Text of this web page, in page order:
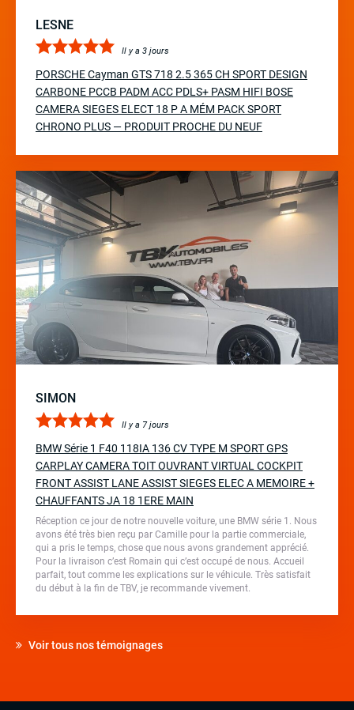
LESNE
Il y a 3 jours
PORSCHE Cayman GTS 718 2.5 365 CH SPORT DESIGN
CARBONE PCCB PADM ACC PDLS+ PASM HIFI BOSE
CAMERA SIEGES ELECT 18 P A MÉM PACK SPORT
CHRONO PLUS — PRODUIT PROCHE DU NEUF
SIMON
Il y a 7 jours
BMW Série 1 F40 118IA 136 CV TYPE M SPORT GPS
CARPLAY CAMERA TOIT OUVRANT VIRTUAL COCKPIT
FRONT ASSIST LANE ASSIST SIEGES ELEC A MEMOIRE +
CHAUFFANTS JA 18 1ERE MAIN
Réception ce jour de notre nouvelle voiture, une BMW série 1. Nous
avons été très bien reçu par Camille pour la partie commerciale,
qui a pris le temps, chose que nous avons grandement apprécié.
Pour la livraison c’est Romain qui c’est occupé de nous. Accueil
parfait, tout comme les explications sur le véhicule. Très satisfait
du début à la fin de TBV, je recommande vivement.
Voir tous nos témoignages